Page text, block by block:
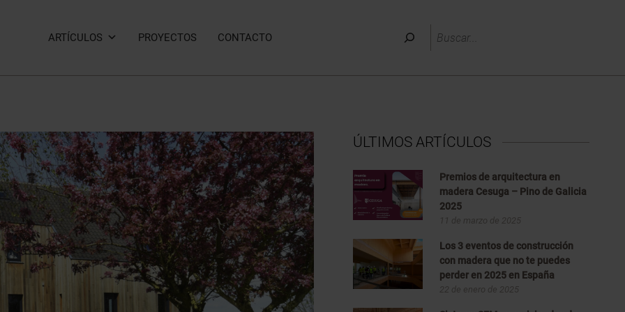
ARTÍCULOS PROYECTOS CONTACTO Buscar
ÚLTIMOS ARTÍCULOS
Premios de arquitectura en
madera Cesuga – Pino de Galicia
2025
11 de marzo de 2025
Los 3 eventos de construcción
con madera que no te puedes
perder en 2025 en España
22 de enero de 2025